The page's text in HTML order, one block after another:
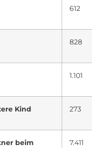
612
828
1.101
Kind 273
beim
7.411